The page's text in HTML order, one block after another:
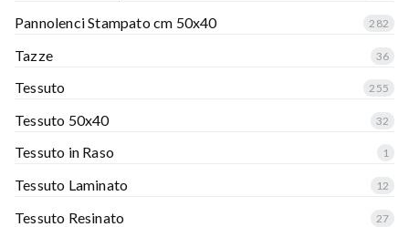
Pannolenci Stampato cm 50x40 282
Tazze 36
Tessuto 255
Tessuto 50x40 32
Tessuto in Raso 1
Tessuto Laminato 12
Tessuto Resinato 27